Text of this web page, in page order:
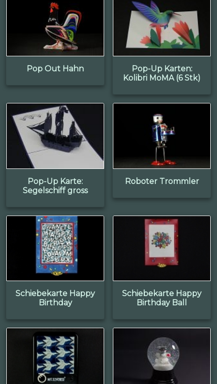
Pop Out Hahn
Pop-Up Karten:
Kolibri MoMA (6 Stk)
Pop-Up Karte:
Segelschiff gross
Roboter Trommler
Schiebekarte Happy
Birthday
Schiebekarte Happy
Birthday Ball